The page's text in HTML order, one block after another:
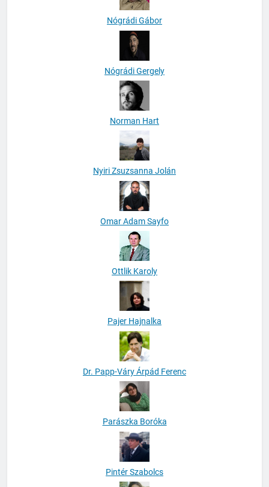
Nógrádi Gábor
Nógrádi Gergely
Norman Hart
Nyiri Zsuzsanna Jolán
Omar Adam Sayfo
Ottlik Karoly
Pajer Hajnalka
Dr. Papp-Váry Árpád Ferenc
Parászka Boróka
Pintér Szabolcs